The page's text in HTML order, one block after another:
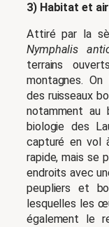
3) Habitat et
Attiré par la
Nymphalis
terrains
montagnes.
des ruisseaux
notamment au
biologie des
capturé en vol
rapide, mais se
endroits avec
peupliers et
lesquelles les
également le